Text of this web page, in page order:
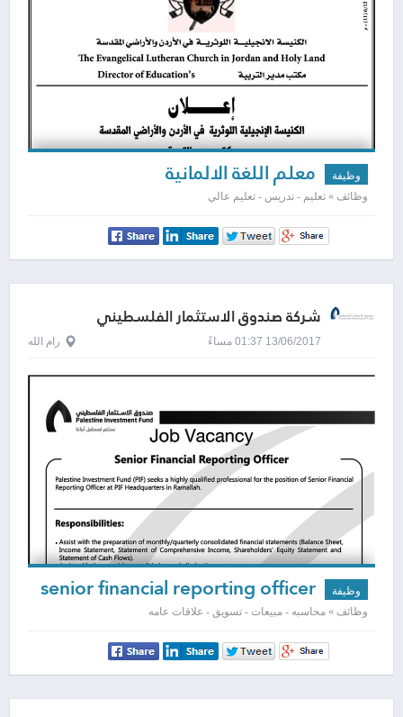
وظيفة معلم اللغة الالمانية
وظائف » تعليم - تدريس - تعليم عالي
شركة صندوق الاستثمار الفلسطيني
13/06/2017 01:37 مساءً رام الله
وظيفة
وظائف » محاسبه - مبيعات - تسويق - علاقات عامه